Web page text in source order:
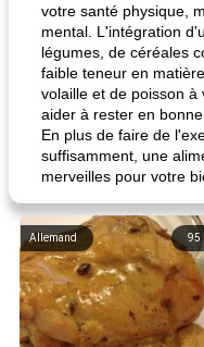
votre santé physique,
mental. L'intégration
légumes, de céréales
faible teneur en
volaille et de poisson
aider à rester en
En plus de faire de
suffisamment, une
merveilles pour votre
95
Allemand